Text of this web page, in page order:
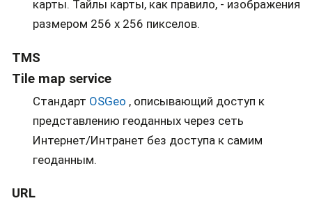
карты. Тайлы карты, как правило, - изображения
размером 256 x 256 пикселов.
TMS
Tile map service
Стандарт OSGeo , описывающий доступ к
представлению геоданных через сеть
Интернет/Интранет без доступа к самим
геоданным.
URL